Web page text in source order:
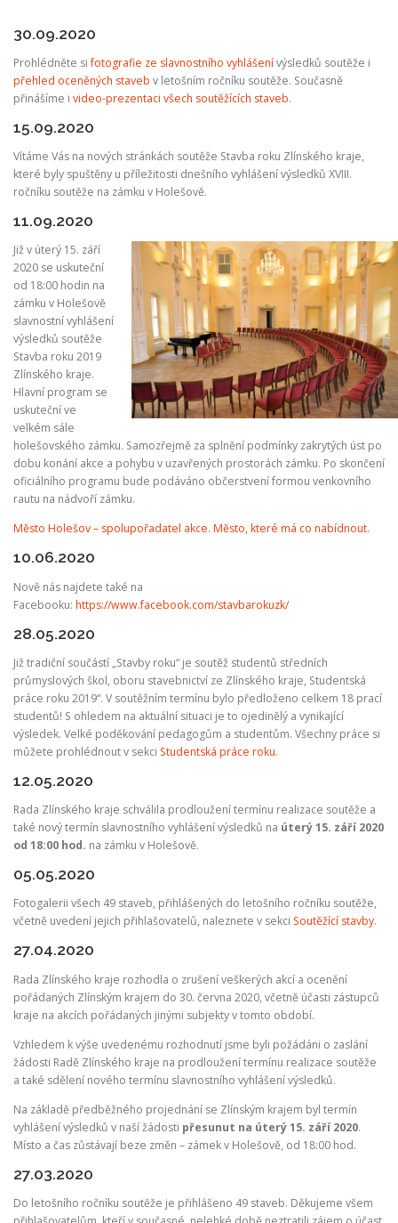
30.09.2020
Prohlédněte sifotografie ze slavnostního vyhlášenívýsledků soutěže i
přehled oceněných staveb v letošním ročníku soutěže. Současně
přinášíme i video-prezentaci všech soutěžících staveb.
15.09.2020
Vítáme Vás na nových stránkách soutěže Stavba roku Zlínského kraje,
které byly spuštěny u příležitosti dnešního vyhlášení výsledků XVIII.
ročníku soutěže na zámku v Holešově.
11.09.2020
Již v úterý 15. září
2020 se uskuteční
od 18:00 hodin na
zámku v Holešově
slavnostní vyhlášení
výsledků soutěže
Stavba roku 2019
Zlínského kraje.
Hlavní program se
uskuteční ve
velkém sále
holešovského zámku. Samozřejmě za splnění podmínky zakrytých úst po
dobu konání akce a pohybu v uzavřených prostorách zámku. Po skončení
oficiálního programu bude podáváno občerstvení formou venkovního
rautu na nádvoří zámku.
Město Holešov – spolupořadatel akce. Město, které má co nabídnout.
10.06.2020
Nově nás najdete také na
Facebooku: https://www.facebook.com/stavbarokuzk/
28.05.2020
Již tradiční součástí „Stavby roku“ je soutěž studentů středních
průmyslových škol, oboru stavebnictví ze Zlínského kraje, Studentská
práce roku 2019“. V soutěžním termínu bylo předloženo celkem 18 prací
studentů! S ohledem na aktuální situaci je to ojedinělý a vynikající
výsledek. Velké poděkování pedagogům a studentům. Všechny práce si
můžete prohlédnout v sekci Studentská práce roku.
12.05.2020
Rada Zlínského kraje schválila prodloužení termínu realizace soutěže a
také nový termín slavnostního vyhlášení výsledků na úterý 15. září 2020
od 18:00 hod. na zámku v Holešově.
05.05.2020
Fotogalerii všech 49 staveb, přihlášených do letošního ročníku soutěže,
včetně uvedení jejich přihlašovatelů, naleznete v sekci Soutěžící stavby.
27.04.2020
Rada Zlínského kraje rozhodla o zrušení veškerých akcí a ocenění
pořádaných Zlínským krajem do 30. června 2020, včetně účasti zástupců
kraje na akcích pořádaných jinými subjekty v tomto období.
Vzhledem k výše uvedenému rozhodnutí jsme byli požádáni o zaslání
žádosti Radě Zlínského kraje na prodloužení termínu realizace soutěže
a také sdělení nového termínu slavnostního vyhlášení výsledků.
Na základě předběžného projednání se Zlínským krajem byl termín
vyhlášení výsledků v naší žádosti přesunut na úterý 15. září 2020.
Místo a čas zůstávají beze změn – zámek v Holešově, od 18:00 hod.
27.03.2020
Do letošního ročníku soutěže je přihlášeno 49 staveb. Děkujeme všem